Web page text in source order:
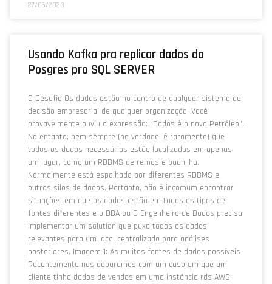
27/06/2023
Usando Kafka pra replicar dados do
Posgres pro SQL SERVER
O Desafio Os dados estão no centro de qualquer sistema de
decisão empresarial de qualquer organização. Você
provavelmente ouviu a expressão: “Dados é o novo Petróleo”.
No entanto, nem sempre (na verdade, é raramente) que
todos os dados necessários estão localizados em apenas
um lugar, como um RDBMS de remos e baunilha.
Normalmente está espalhado por diferentes RDBMS e
outros silos de dados. Portanto, não é incomum encontrar
situações em que os dados estão em todos os tipos de
fontes diferentes e o DBA ou O Engenheiro de Dados precisa
implementar um solution que puxa todos os dados
relevantes para um local centralizado para análises
posteriores. Imagem 1: As muitas fontes de dados possíveis
Recentemente nos deparamos com um caso em que um
cliente tinha dados de vendas em uma instância rds AWS